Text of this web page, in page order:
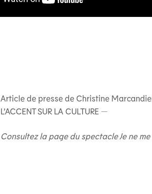
Article de presse de Christine Marcandier
L’ACCENT SUR LA CULTURE —
Consultez la page du spectacle Je ne